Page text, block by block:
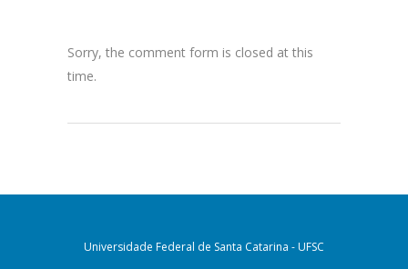
Sorry, the comment form is closed at this
time.
Universidade Federal de Santa Catarina - UFSC